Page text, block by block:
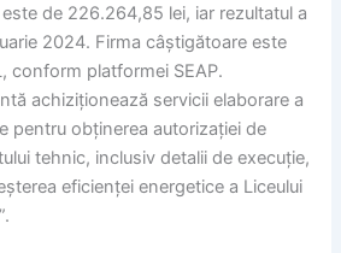
de 226.264,85 lei, iar rezultatul a
2024. Firma câștigătoare este
conform platformei SEAP.
achiziționează servicii elaborare a
pentru obținerea autorizației de
tehnic, inclusiv detalii de execuție,
eficienței energetice a Liceului